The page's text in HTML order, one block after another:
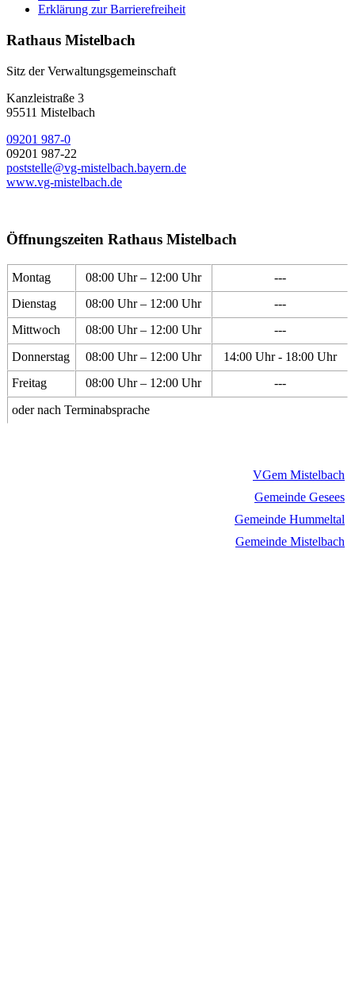
Erklärung zur Barrierefreiheit
Rathaus Mistelbach
Sitz der Verwaltungsgemeinschaft
Kanzleistraße 3
95511 Mistelbach
09201 987-0
09201 987-22
poststelle@vg-mistelbach.bayern.de
www.vg-mistelbach.de
Öffnungszeiten Rathaus Mistelbach
Montag 08:00 Uhr – 12:00 Uhr
---
Dienstag
08:00 Uhr – 12:00 Uhr
---
Mittwoch
08:00 Uhr – 12:00 Uhr
---
Donnerstag
08:00 Uhr – 12:00 Uhr
14:00 Uhr - 18:00 Uhr
Freitag
08:00 Uhr – 12:00 Uhr
---
oder nach Terminabsprache
VGem Mistelbach
Gemeinde Gesees
Gemeinde Hummeltal
Gemeinde Mistelbach